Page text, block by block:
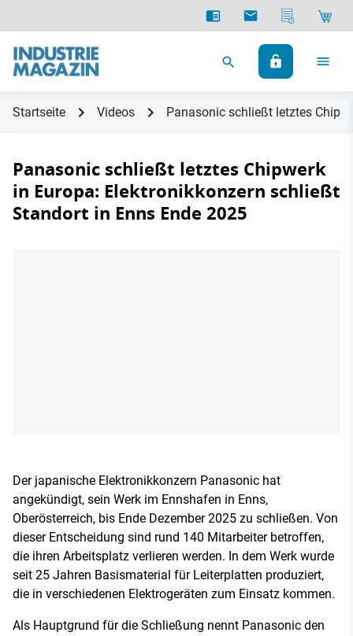
Startseite Videos Panasonic schließt letztes
Panasonic schließt letztes Chipwerk
in Europa: Elektronikkonzern schließt
Standort in Enns Ende 2025
Der japanische Elektronikkonzern Panasonic hat
angekündigt, sein Werk im Ennshafen in Enns,
Oberösterreich, bis Ende Dezember 2025 zu schließen. Von
dieser Entscheidung sind rund 140 Mitarbeiter betroffen,
die ihren Arbeitsplatz verlieren werden. In dem Werk wurde
seit 25 Jahren Basismaterial für Leiterplatten produziert,
die in verschiedenen Elektrogeräten zum Einsatz kommen.
Als Hauptgrund für die Schließung nennt Panasonic den